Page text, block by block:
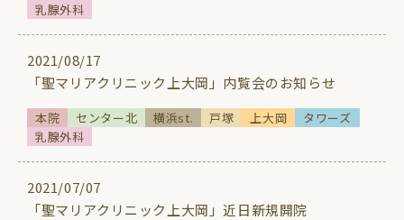
乳腺外科
2021/08/17
「聖マリアクリニック上大岡」内覧会のお知らせ
本院 センター北 横浜st. 戸塚 上大岡
タワーズ
乳腺外科
2021/07/07
「聖マリアクリニック上大岡」近日新規開院